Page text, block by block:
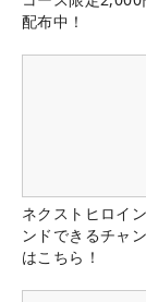
配布中！
ネクストヒロイ
ンドできるチャ
はこちら！